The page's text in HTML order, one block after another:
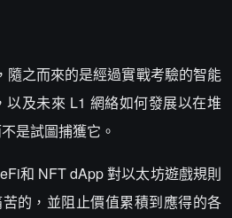
隨之而來的是經過實戰考驗的智能
及未來 L1 網絡如何發展以在堆
是試圖捕獲它。
和 NFT dApp 對以太坊遊戲規則
的，並阻止價值累積到應得的各